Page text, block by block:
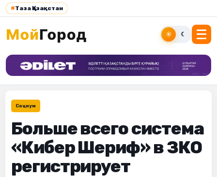
#Таза Қазақстан
☀ ☾
Социум
Больше всего система
«Кибер Шериф» в ЗКО
регистрирует